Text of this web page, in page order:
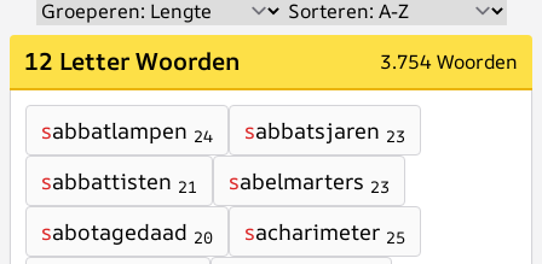
12 Letter Woorden 3.754 Woorden
sabbatlampen 24 sabbatsjaren 23
sabbattisten 21 sabelmarters 23
sabotagedaad 20 sacharimeter 25